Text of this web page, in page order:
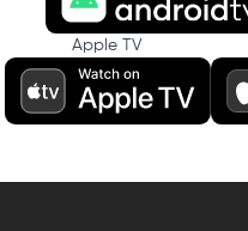
Apple TV